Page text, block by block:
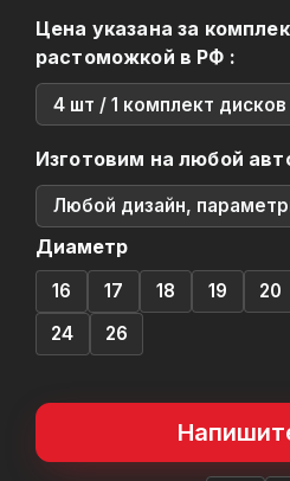
Цена указана за
растоможкой в РФ :
4 шт / 1 комплект дисков
Изготовим на любой
Любой дизайн,
Диаметр
16 17 18 19 20
24
26